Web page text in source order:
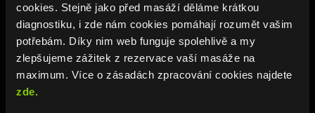
cookies. Stejně jako před masáží děláme krátkou
diagnostiku, i zde nám cookies pomáhají rozumět vašim
potřebám. Díky nim web funguje spolehlivě a my
zlepšujeme zážitek z rezervace vaší masáže na
maximum. Více o zásadách zpracování cookies najdete
zde.
+420 734 739 973
Kdekoliv jste, zavolejte nám.